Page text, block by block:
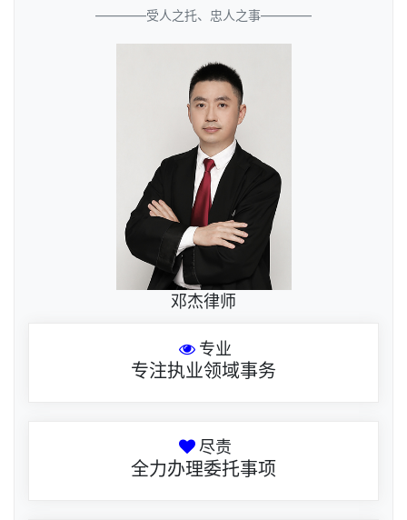
————受人之托、忠人之事————
邓杰律师
专业
专注执业领域事务
尽责
全力办理委托事项